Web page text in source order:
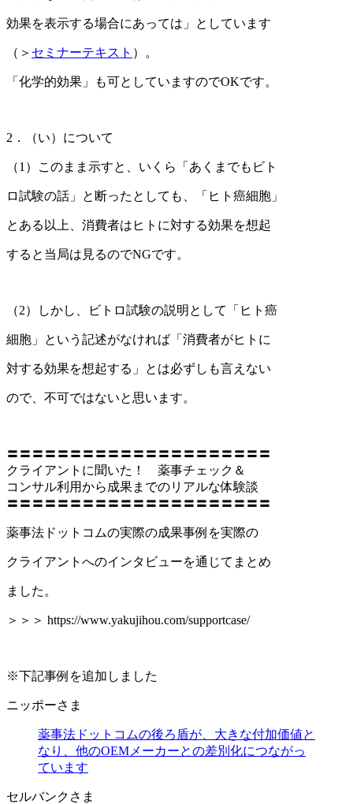
効果を表示する場合にあっては」としています
（＞ セミナーテキスト ）。
「化学的効果」も可としていますのでOKです。
2．（い）について
（1）このまま示すと、いくら「あくまでもビト
ロ試験の話」と断ったとしても、「ヒト癌細胞」
とある以上、消費者はヒトに対する効果を想起
すると当局は見るのでNGです。
（2）しかし、ビトロ試験の説明として「ヒト癌
細胞」という記述がなければ「消費者がヒトに
対する効果を想起する」とは必ずしも言えない
ので、不可ではないと思います。
〓〓〓〓〓〓〓〓〓〓〓〓〓〓〓〓〓〓〓〓〓
クライアントに聞いた！ 薬事チェック＆
コンサル利用から成果までのリアルな体験談
〓〓〓〓〓〓〓〓〓〓〓〓〓〓〓〓〓〓〓〓〓
薬事法ドットコムの実際の成果事例を実際の
クライアントへのインタビューを通じてまとめ
ました。
＞＞＞ https://www.yakujihou.com/supportcase/
※下記事例を追加しました
ニッポーさま
薬事法ドットコムの後ろ盾が、大きな付加価値と
なり、他のOEMメーカーとの差別化につながっ
ています
セルバンクさま